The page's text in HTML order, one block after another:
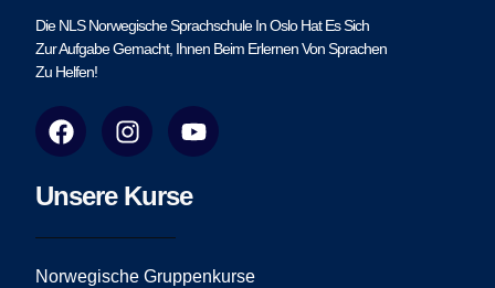
Die NLS Norwegische Sprachschule In Oslo Hat Es Sich
Zur Aufgabe Gemacht, Ihnen Beim Erlernen Von Sprachen
Zu Helfen!
F
a
e
o
o
I
n
t
g
r
Y
o
t
e
Unsere Kurse
Norwegische Gruppenkurse